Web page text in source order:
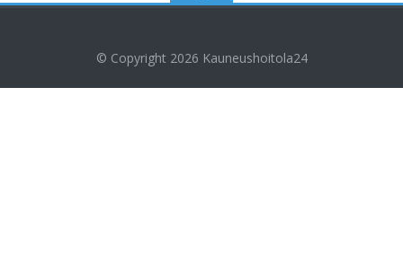
© Copyright 2026 Kauneushoitola24